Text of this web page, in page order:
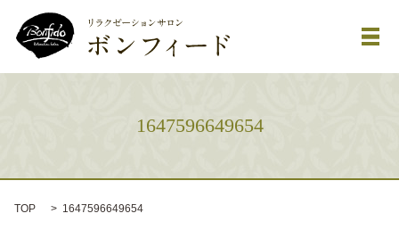
メ
1647596649654
TOP 1647596649654